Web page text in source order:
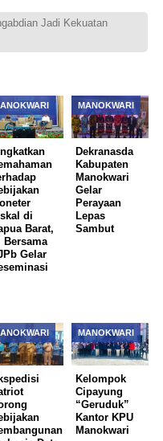
Jadi Kekuatan
di
Barat,
Bersama
Gelar
MANOKWARI
Dekranasda
Kabupaten
Manokwari
Gelar
Perayaan
Lepas
Sambut
MANOKWARI
Kelompok
Cipayung
“Geruduk”
Kantor KPU
Manokwari